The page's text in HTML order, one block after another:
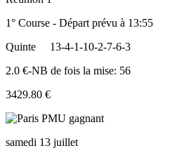
1° Course - Départ prévu à 13:55
Quinte
13-4-1-10-2-7-6-3
2.0 €-NB de fois la mise: 56
3429.80 €
samedi 13 juillet